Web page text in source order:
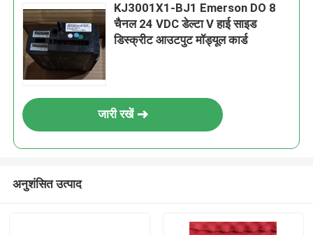
KJ3001X1-BJ1 Emerson DO 8
चैनल 24 VDC डेल्टा V हाई साइड
डिस्क्रीट आउटपुट मॉड्यूल कार्ड
जारी रखें
अनुशंसित उत्पाद